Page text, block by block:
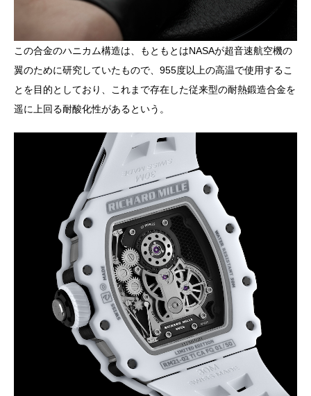
この合金のハニカム構造は、もともとはNASAが超音速航空機の
翼のために研究していたもので、955度以上の高温で使用するこ
とを目的としており、これまで存在した従来型の耐熱鍛造合金を
遥に上回る耐酸化性があるという。